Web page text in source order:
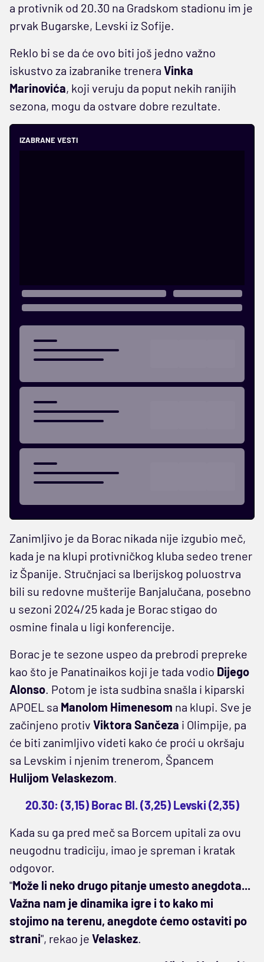
a protivnik od 20.30 na Gradskom stadionu im je
prvak Bugarske, Levski iz Sofije.
Reklo bi se da će ovo biti još jedno važno
iskustvo za izabranike trenera Vinka
Marinovića, koji veruju da poput nekih ranijih
sezona, mogu da ostvare dobre rezultate.
IZABRANE VESTI
Zanimljivo je da Borac nikada nije izgubio meč,
kada je na klupi protivničkog kluba sedeo trener
iz Španije. Stručnjaci sa Iberijskog poluostrva
bili su redovne mušterije Banjalučana, posebno
u sezoni 2024/25 kada je Borac stigao do
osmine finala u ligi konferencije.
Borac je te sezone uspeo da prebrodi prepreke
kao što je Panatinaikos koji je tada vodio Dijego
Alonso. Potom je ista sudbina snašla i kiparski
APOEL sa Manolom Himenesom na klupi. Sve je
začinjeno protiv Viktora Sančeza i Olimpije, pa
će biti zanimljivo videti kako će proći u okršaju
sa Levskim i njenim trenerom, Špancem
Hulijom Velaskezom.
20.30: (3,15) Borac Bl. (3,25) Levski (2,35)
Kada su ga pred meč sa Borcem upitali za ovu
neugodnu tradiciju, imao je spreman i kratak
odgovor.
"Može li neko drugo pitanje umesto anegdota...
Važna nam je dinamika igre i to kako mi
stojimo na terenu, anegdote ćemo ostaviti po
strani", rekao je Velaskez.